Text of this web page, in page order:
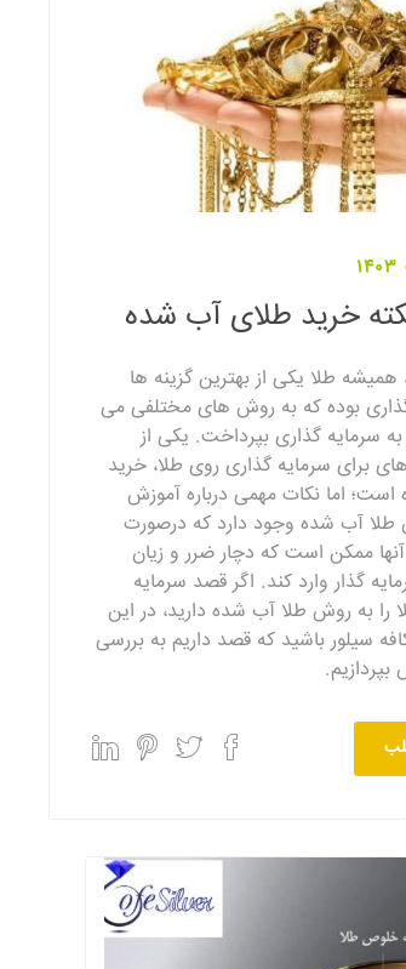
همیشه طلا یکی از بهترین گزینه ها
بوده که به روش های مختلفی می
سرمایه گذاری بپرداخت. یکی از
برای سرمایه گذاری روی طلا، خرید
اما نکات مهمی درباره آموزش
آب شده وجود دارد که درصورت
ممکن است که دچار ضرر و زیان
گذار وارد کند. اگر قصد سرمایه
را به روش طلا آب شده دارید، در این
سیلور باشید که قصد داریم به بررسی